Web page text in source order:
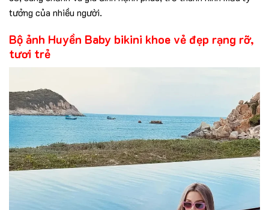
tưởng của nhiều người.
Bộ ảnh Huyền Baby bikini khoe vẻ đẹp rạng rỡ,
tươi trẻ